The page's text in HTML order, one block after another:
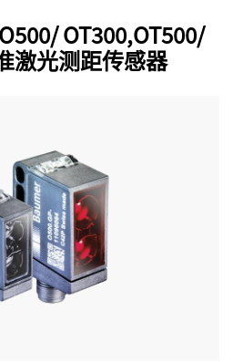
OT300,OT500/
激光测距传感器